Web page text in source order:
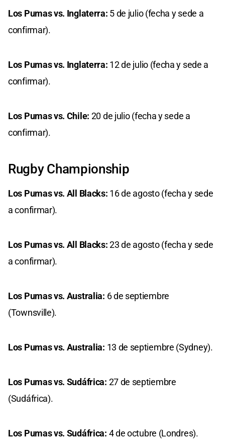
Los Pumas vs. Inglaterra: 5 de julio (fecha y sede a
confirmar).
Los Pumas vs. Inglaterra: 12 de julio (fecha y sede a
confirmar).
Los Pumas vs. Chile: 20 de julio (fecha y sede a
confirmar).
Rugby Championship
Los Pumas vs. All Blacks: 16 de agosto (fecha y sede
a confirmar).
Los Pumas vs. All Blacks:23 de agosto (fecha y sede
a confirmar).
Los Pumas vs. Australia: 6 de septiembre
(Townsville).
Los Pumas vs. Australia: 13 de septiembre (Sydney).
Los Pumas vs. Sudáfrica: 27 de septiembre
(Sudáfrica).
Los Pumas vs. Sudáfrica: 4 de octubre (Londres).